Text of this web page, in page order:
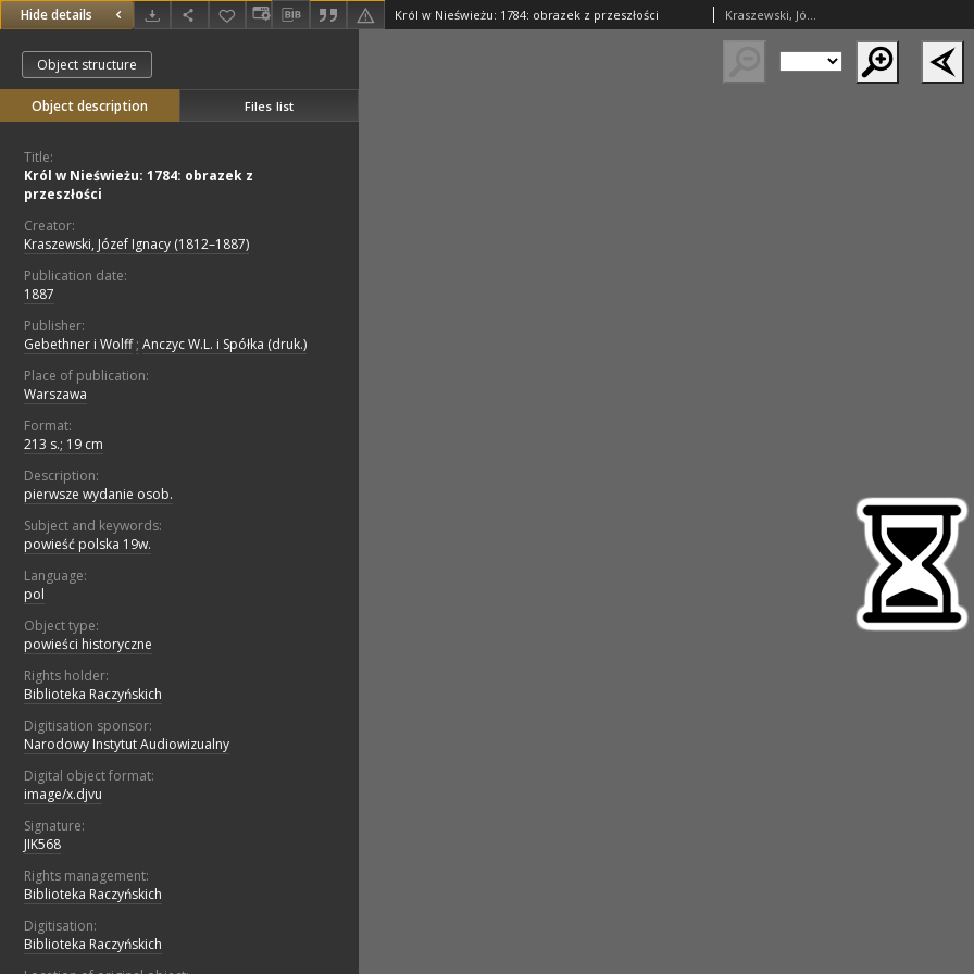
Hide details Król w Nieświeżu: 1784: obrazek z przeszłości Kraszewski, Józef Ignacy (1812–1887)
Object structure
Object description Files list
Title:
Król w Nieświeżu: 1784: obrazek z
przeszłości
Creator:
Kraszewski, Józef Ignacy (1812–1887)
Publication date:
1887
Publisher:
Gebethner i Wolff ; Anczyc W.L. i Spółka (druk.)
Place of publication:
Warszawa
Format:
213 s.; 19 cm
Description:
pierwsze wydanie osob.
Subject and keywords:
powieść polska 19w.
Language:
pol
Object type:
powieści historyczne
Rights holder:
Biblioteka Raczyńskich
Digitisation sponsor:
Narodowy Instytut Audiowizualny
Digital object format:
image/x.djvu
Signature:
JIK568
Rights management:
Biblioteka Raczyńskich
Digitisation:
Biblioteka Raczyńskich